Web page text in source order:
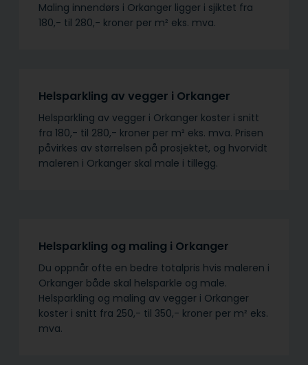
Maling innendørs i Orkanger ligger i sjiktet fra
180,- til 280,- kroner per m² eks. mva.
Helsparkling av vegger i Orkanger
Helsparkling av vegger i Orkanger koster i snitt
fra 180,- til 280,- kroner per m² eks. mva. Prisen
påvirkes av størrelsen på prosjektet, og hvorvidt
maleren i Orkanger skal male i tillegg.
Helsparkling og maling i Orkanger
Du oppnår ofte en bedre totalpris hvis maleren i
Orkanger både skal helsparkle og male.
Helsparkling og maling av vegger i Orkanger
koster i snitt fra 250,- til 350,- kroner per m² eks.
mva.